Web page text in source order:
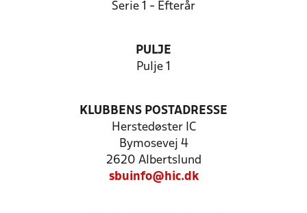
Serie 1 - Efterår
PULJE
Pulje 1
KLUBBENS POSTADRESSE
Herstedøster IC
Bymosevej 4
2620 Albertslund
sbuinfo@hic.dk